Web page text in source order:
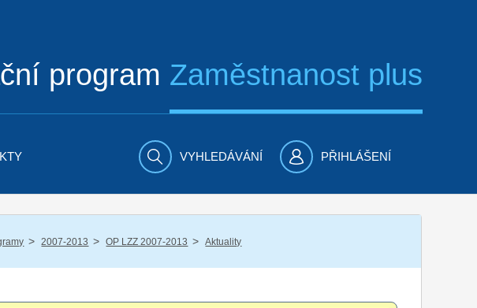
program Zaměstnanost plus
VYHLEDÁVÁNÍ PŘIHLÁŠENÍ
/ 2007-2013 / OP LZZ 2007-2013 / Aktuality